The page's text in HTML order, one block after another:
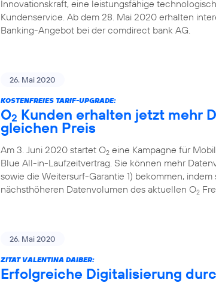
Innovationskraft, eine leistungsfähige
Kundenservice. Ab dem 28. Mai 2020 erhalten
Banking-Angebot bei der comdirect bank AG.
26. Mai 2020
KOSTENFREIES TARIF-UPGRADE:
O2 Kunden erhalten jetzt mehr
gleichen Preis
Am 3. Juni 2020 startet O2 eine Kampagne für
Blue All-in-Laufzeitvertrag. Sie können mehr
sowie die Weitersurf-Garantie 1) bekommen,
nächsthöheren Datenvolumen des aktuellen O2
26. Mai 2020
ZITAT VALENTINA DAIBER:
Erfolgreiche Digitalisierung